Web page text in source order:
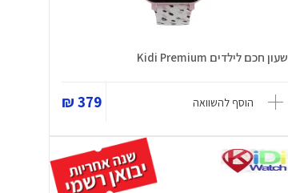
שעון חכם לילדים Kidi Premium
הוסף להשוואה 379 ₪